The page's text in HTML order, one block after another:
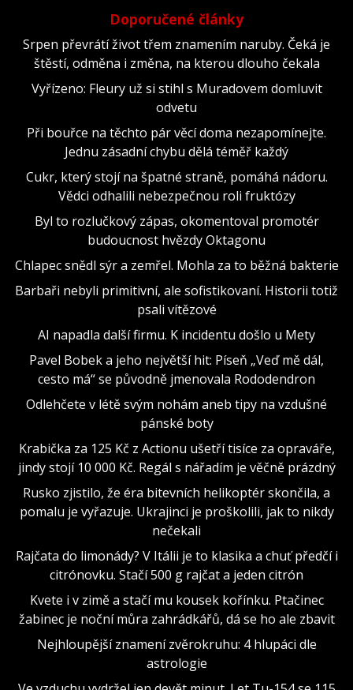
Doporučené články
Srpen převrátí život třem znamením naruby. Čeká je
štěstí, odměna i změna, na kterou dlouho čekala
Vyřízeno: Fleury už si stihl s Muradovem domluvit
odvetu
Při bouřce na těchto pár věcí doma nezapomínejte.
Jednu zásadní chybu dělá téměř každý
Cukr, který stojí na špatné straně, pomáhá nádoru.
Vědci odhalili nebezpečnou roli fruktózy
Byl to rozlučkový zápas, okomentoval promotér
budoucnost hvězdy Oktagonu
Chlapec snědl sýr a zemřel. Mohla za to běžná bakterie
Barbaři nebyli primitivní, ale sofistikovaní. Historii totiž
psali vítězové
AI napadla další firmu. K incidentu došlo u Mety
Pavel Bobek a jeho největší hit: Píseň „Veď mě dál,
cesto má“ se původně jmenovala Rododendron
Odlehčete v létě svým nohám aneb tipy na vzdušné
pánské boty
Krabička za 125 Kč z Actionu ušetří tisíce za opraváře,
jindy stojí 10 000 Kč. Regál s nářadím je věčně prázdný
Rusko zjistilo, že éra bitevních helikoptér skončila, a
pomalu je vyřazuje. Ukrajinci je proškolili, jak to nikdy
nečekali
Rajčata do limonády? V Itálii je to klasika a chuť předčí i
citrónovku. Stačí 500 g rajčat a jeden citrón
Kvete i v zimě a stačí mu kousek kořínku. Ptačinec
žabinec je noční můra zahrádkářů, dá se ho ale zbavit
Nejhloupější znamení zvěrokruhu: 4 hlupáci dle
astrologie